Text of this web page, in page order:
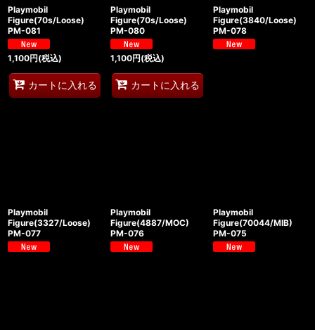
Playmobil
Figure(70s/Loose)
PM-081
1,100円(税込)
カートに入れる
Playmobil
Figure(70s/Loose)
PM-080
1,100円(税込)
カートに入れる
Playmobil
Figure(3840/Loose)
PM-078
Playmobil
Figure(3327/Loose)
PM-077
Playmobil
Figure(4887/MOC)
PM-076
Playmobil
Figure(70044/MIB)
PM-075